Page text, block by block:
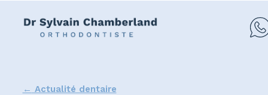
← Actualité dentaire